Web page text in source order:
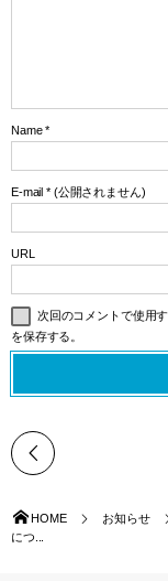
Name *
E-mail *(公開されません)
URL
次回のコメントで使用
を保存する。
HOME お知らせ
につ...